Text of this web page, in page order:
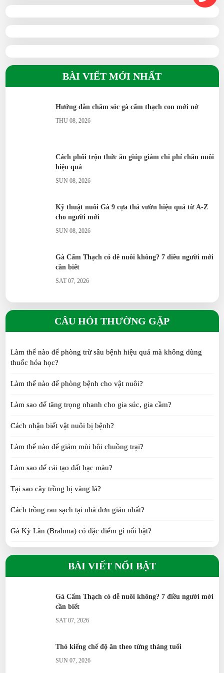
BÀI VIẾT MỚI NHẤT
Hướng dẫn chăm sóc gà cẩm thạch con mới nở
THU 08, 2026
Cách phối trộn thức ăn giúp giảm chi phí chăn nuôi
hiệu quả
SUN 08, 2026
Kỹ thuật nuôi Gà 9 cựa thả vườn hiệu quả từ A-Z
cho người mới
SUN 08, 2026
Gà Cẩm Thạch có dễ nuôi không? 7 điều người mới
cần biết
SAT 07, 2026
SUN 07, 2026
Gà cẩm thạch giúp giảm côn trùng trong vườn như
thế nào?
SAT 07, 2026
Cách chăm sóc gà ri hoa mơ Tiên Yên
SAT 07, 2026
FRI 07, 2026
Gà Tây: Đặc Điểm, Kỹ Thuật Nuôi Và Hiệu Quả
MON 06, 2026
SUN 06, 2026
CÂU HỎI THƯỜNG GẶP
Làm thế nào để phòng trừ sâu bệnh hiệu quả mà không dùng
thuốc hóa học?
Làm thế nào để phòng bệnh cho vật nuôi?
Làm sao để tăng trọng nhanh cho gia súc, gia cầm?
Cách nhận biết vật nuôi bị bệnh?
Làm thế nào để giảm mùi hôi chuồng trại?
Làm sao để cải tạo đất bạc màu?
Tại sao cây trồng bị vàng lá?
Cách trồng rau sạch tại nhà đơn giản nhất?
Gà Kỳ Lân (Brahma) có đặc điểm gì nổi bật?
Gà Serama có phải giống gà nhỏ nhất thế giới?
Vịt Uyên Ương có ý nghĩa gì?
BÀI VIẾT NỔI BẬT
Gà Cẩm Thạch có dễ nuôi không? 7 điều người mới
cần biết
SAT 07, 2026
Thỏ kiểng chế độ ăn theo từng tháng tuổi
SUN 07, 2026